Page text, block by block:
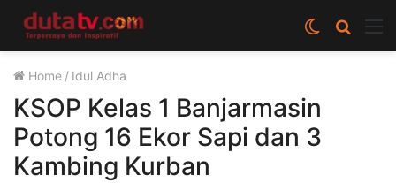
Cari
berita
Switch
skin
Home / Idul Adha
KSOP Kelas 1 Banjarmasin
Potong 16 Ekor Sapi dan 3
Kambing Kurban